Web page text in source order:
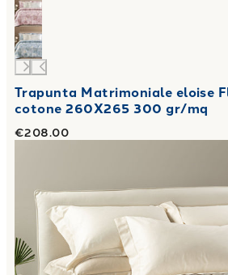
Trapunta Matrimoniale eloise
cotone 260X265 300 gr/mq
€208.00
Copriletto Primaverile